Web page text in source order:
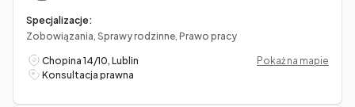
Specjalizacje:
Zobowiązania, Sprawy rodzinne, Prawo pracy
Chopina 14/10, Lublin
Pokaż na mapie
Konsultacja prawna